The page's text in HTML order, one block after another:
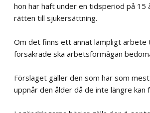
hon har haft under en tidsperiod på 15
rätten till sjukersättning.
Om det finns ett annat lämpligt arbete
försäkrade ska arbetsförmågan
Förslaget gäller den som har som
uppnår den ålder då de inte längre kan